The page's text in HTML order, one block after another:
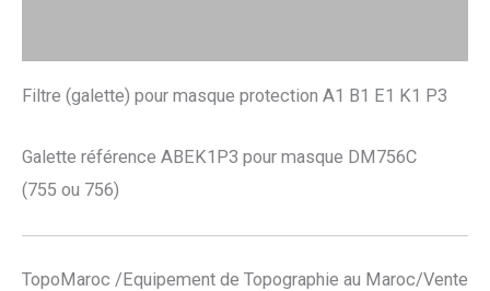
Filtre (galette) pour masque protection A1 B1 E1 K1 P3
Galette référence ABEK1P3 pour masque DM756C
(755 ou 756)
TopoMaroc /Equipement de Topographie au Maroc/Vente